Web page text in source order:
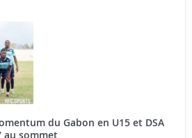
du Gabon en U15 et DSA
au sommet